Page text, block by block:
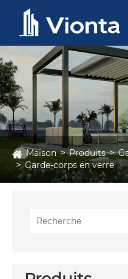
Maison Produits
Garde-corps en verre